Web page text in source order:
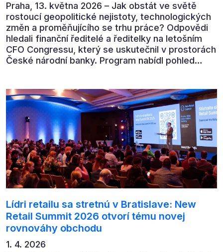
Praha, 13. května 2026 – Jak obstát ve světě
rostoucí geopolitické nejistoty, technologických
změn a proměňujícího se trhu práce? Odpovědi
hledali finanční ředitelé a ředitelky na letošním
CFO Congressu, který se uskutečnil v prostorách
České národní banky. Program nabídl pohled
automatizaci, leadership i budoucnost role CFO.
Lídri retailu sa stretnú v Bratislave: New
Retail Summit 2026 otvorí tému novej
rovnováhy obchodu
1. 4. 2026